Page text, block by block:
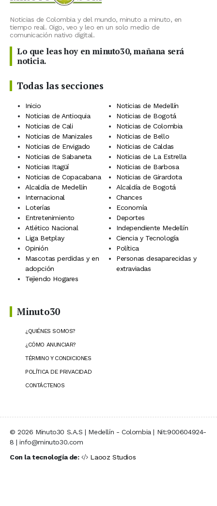
Noticias de Colombia y del mundo, minuto a minuto, en
tiempo real. Oigo, veo y leo en un solo medio de
comunicación nativo digital.
Lo que leas hoy en minuto30, mañana será
noticia.
Todas las secciones
Inicio
Noticias de Medellín
Noticias de Antioquia
Noticias de Bogotá
Noticias de Cali
Noticias de Colombia
Noticias de Manizales
Noticias de Bello
Noticias de Envigado
Noticias de Caldas
Noticias de Sabaneta
Noticias de La Estrella
Noticias Itagüí
Noticias de Barbosa
Noticias de Copacabana
Noticias de Girardota
Alcaldía de Medellín
Alcaldía de Bogotá
Internacional
Chances
Loterías
Economía
Entretenimiento
Deportes
Atlético Nacional
Independiente Medellín
Liga Betplay
Ciencia y Tecnología
Opinión
Política
Mascotas perdidas y en
adopción
Personas desaparecidas y
extraviadas
Tejiendo Hogares
Minuto30
¿QUIÉNES SOMOS?
¿CÓMO ANUNCIAR?
TÉRMINO Y CONDICIONES
POLÍTICA DE PRIVACIDAD
CONTÁCTENOS
© 2026 Minuto30 S.A.S | Medellín - Colombia | Nit:900604924-
8 | info@minuto30.com
Con la tecnología de:
Laooz Studios